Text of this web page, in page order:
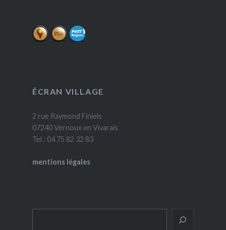
ÉCRAN VILLAGE
2 rue Raymond Finiels
07240 Vernoux en Vivarais
Tel : 04 75 82 32 83
mentions légales